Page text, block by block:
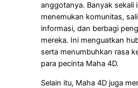
anggotanya. Banyak sekali
menemukan komunitas,
informasi, dan berbagi
mereka. Ini menguatkan
serta menumbuhkan rasa
para pecinta Maha 4D.
Selain itu, Maha 4D juga